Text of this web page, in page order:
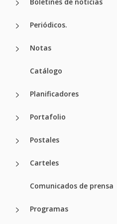
Periódicos.
Notas
Catálogo
Planificadores
Portafolio
Postales
Carteles
Comunicados de prensa
Programas